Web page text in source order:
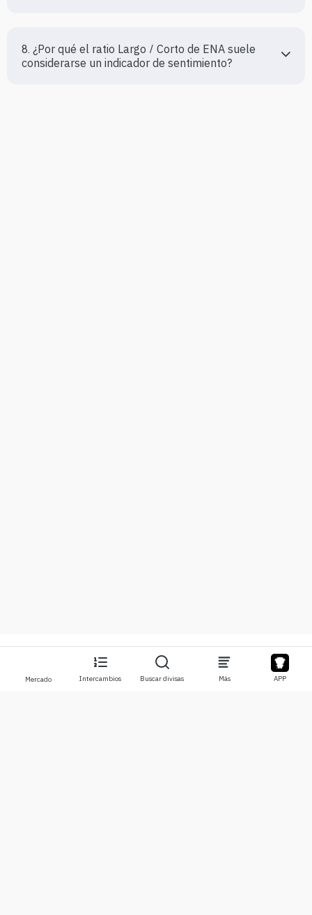
8. ¿Por qué el ratio Largo / Corto de ENA suele
considerarse un indicador de sentimiento?
Mercado Intercambios Buscar divisas Más APP